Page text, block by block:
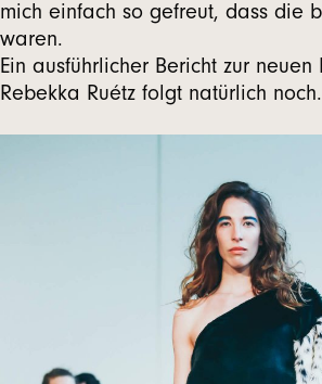
mich einfach so gefreut, dass die
waren.
Ein ausführlicher Bericht zur neuen
Rebekka Ruétz folgt natürlich noch.